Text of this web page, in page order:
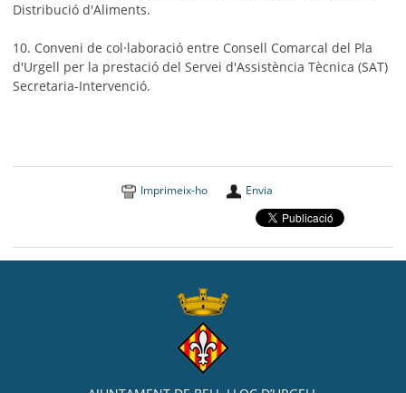
Distribució d'Aliments.
10. Conveni de col·laboració entre Consell Comarcal del Pla
d'Urgell per la prestació del Servei d'Assistència Tècnica (SAT)
Secretaria-Intervenció.
Imprimeix-ho Envia